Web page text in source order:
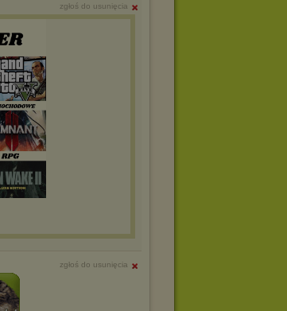
zgłoś do usunięcia
zgłoś do usunięcia